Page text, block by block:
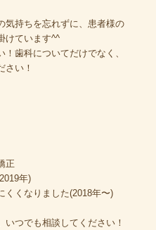
気持ちを忘れずに、患者様の
けています^^
歯科についてだけでなく、
さい！
正
年)
くくなりました(2018年〜)
つでも相談してください！